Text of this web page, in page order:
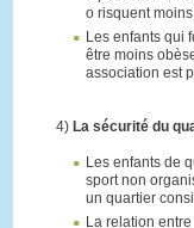
o risquent
Les enfants qui
être moins
association est
4) La sécurité du
Les enfants de
sport non
un quartier
La relation